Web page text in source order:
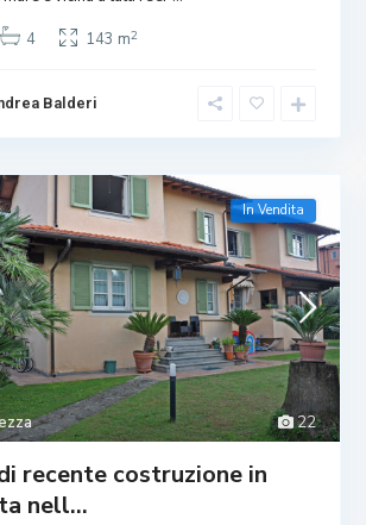
4 143 m2
Balderi
22
In Vendita
recente costruzione in
nell...